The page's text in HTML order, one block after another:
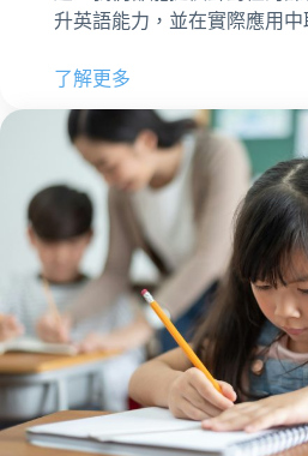
升英語能力，並在實際應用中
了解更多